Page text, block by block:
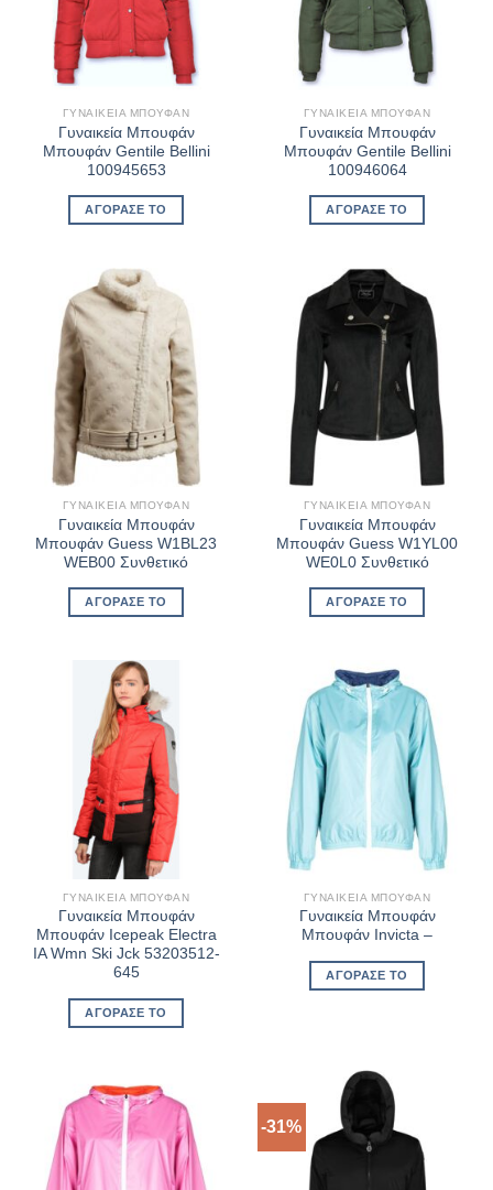
ΓΥΝΑΙΚΕΊΑ ΜΠΟΥΦΆΝ
Γυναικεία Μπουφάν
Μπουφάν Gentile Bellini
100945653
ΑΓΌΡΑΣΈ ΤΟ
ΓΥΝΑΙΚΕΊΑ ΜΠΟΥΦΆΝ
Γυναικεία Μπουφάν
Μπουφάν Gentile Bellini
100946064
ΑΓΌΡΑΣΈ ΤΟ
ΓΥΝΑΙΚΕΊΑ ΜΠΟΥΦΆΝ
Γυναικεία Μπουφάν
Μπουφάν Guess W1BL23
WEB00 Συνθετικό
ΑΓΌΡΑΣΈ ΤΟ
ΓΥΝΑΙΚΕΊΑ ΜΠΟΥΦΆΝ
Γυναικεία Μπουφάν
Μπουφάν Guess W1YL00
WE0L0 Συνθετικό
ΑΓΌΡΑΣΈ ΤΟ
ΓΥΝΑΙΚΕΊΑ ΜΠΟΥΦΆΝ
Γυναικεία Μπουφάν
Μπουφάν Icepeak Electra
IA Wmn Ski Jck 53203512-
645
ΑΓΌΡΑΣΈ ΤΟ
ΓΥΝΑΙΚΕΊΑ ΜΠΟΥΦΆΝ
Γυναικεία Μπουφάν
Μπουφάν Invicta –
ΑΓΌΡΑΣΈ ΤΟ
-31%